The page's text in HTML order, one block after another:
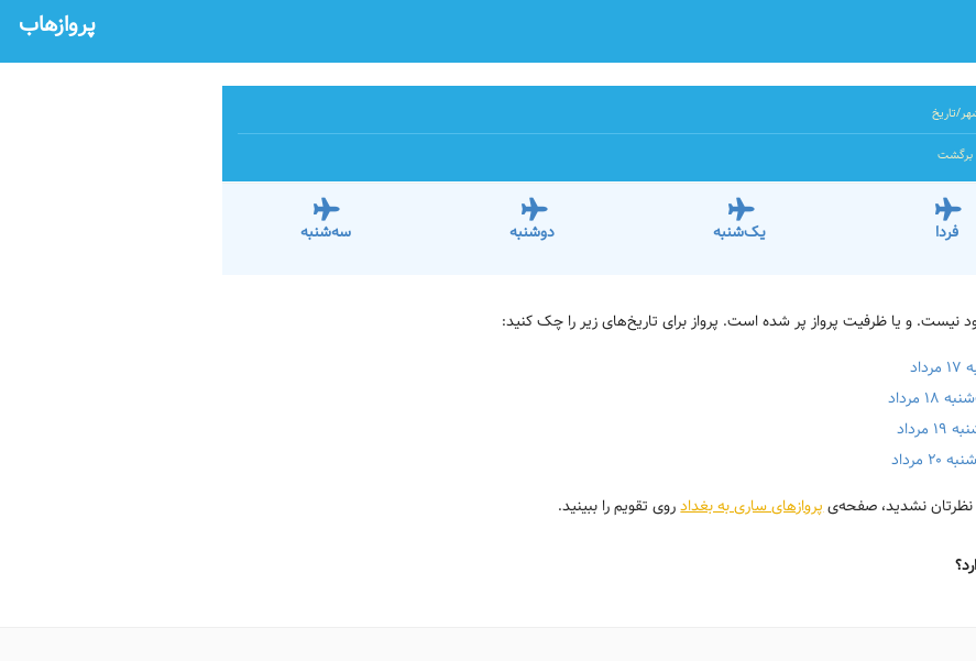
پروازهاب
تاریخ
برگشت
فردا یک‌شنبه دوشنبه سه‌شنبه
نظرتان نشدید، صفحه‌یپروازهای ساری به بغدادروی تقویم را ببینید.